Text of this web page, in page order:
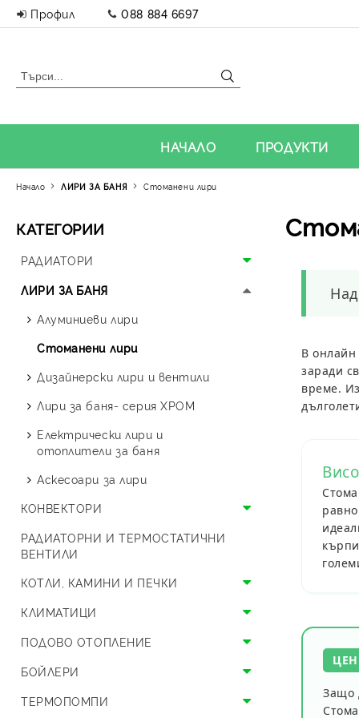
Профил 088 884 6697
НАЧАЛО ПРОДУКТИ
КАТЕГОРИИ
РАДИАТОРИ
Алуминиеви радиатори
Панелни радиатори
Аксесоари за радиатори
Дизайнерски радиатори
Дизайнерски радиатори Art
Дизайнерски огледални
Texture
ЛИРИ ЗА БАНЯ
Алуминиеви лири
Стоманени лири
Дизайнерски лири и вентили
Лири за баня- серия ХРОМ
Електрически лири и
отоплители за баня
Аскесоари за лири
КОНВЕКТОРИ
Подови конвектори
Аксесоари за конвектори
РАДИАТОРНИ И ТЕРМОСТАТИЧНИ
ВЕНТИЛИ
КОТЛИ, КАМИНИ И ПЕЧКИ
Котли
Пелетни котли
Газови котли
Котли на твърдо гориво
Камини и печки на дърва
Сухи камини
Камини с водна риза
Пелетни камини
Пелетни камини с водна риза
Камини за вграждане
КЛИМАТИЦИ
Климатици за високостенен
ПОДОВО ОТОПЛЕНИЕ
Колектори за подово
Подложки за подово
БОЙЛЕРИ
Вертикални бойлери
ТЕРМОПОМПИ
Начало ЛИРИ ЗА БАНЯ Стоманени лири
В онлайн
заради
време.
Защо